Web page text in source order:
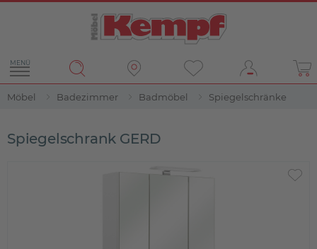
MENÜ
Möbel Badezimmer Badmöbel Spiegelschränke
Spiegelschrank GERD